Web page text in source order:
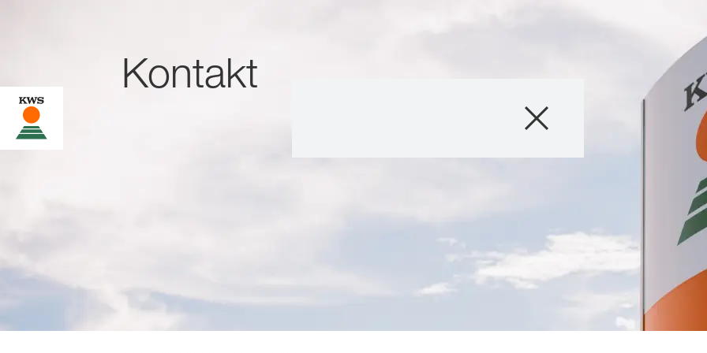
Produkte
Stories & Events
Digitale Services
Über uns
Kontakt